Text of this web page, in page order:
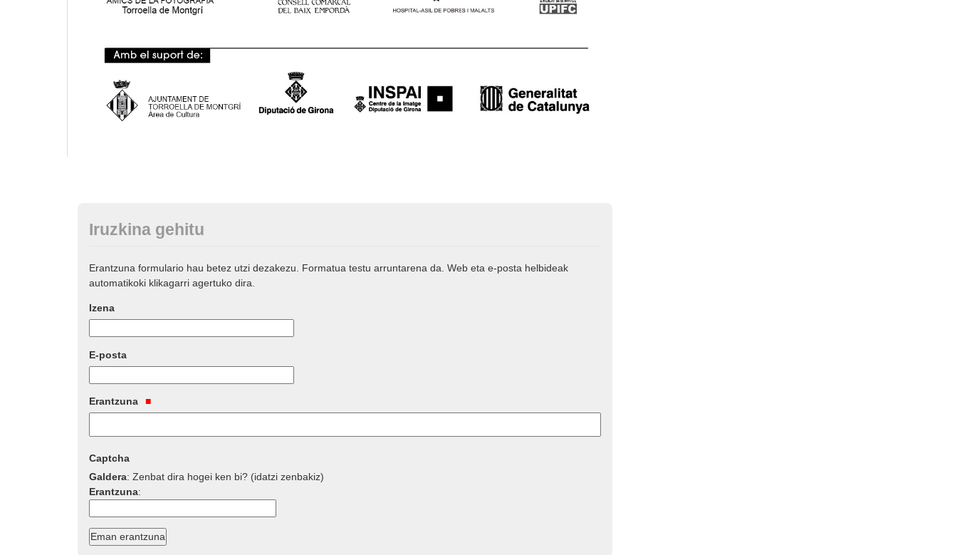
Iruzkina gehitu
Erantzuna formulario hau betez utzi dezakezu. Formatua testu arruntarena da. Web eta e-posta helbideak
automatikoki klikagarri agertuko dira.
Izena
E-posta
Erantzuna
Captcha
Galdera:Zenbat dira hogei ken bi? (idatzi zenbakiz)
Erantzuna: